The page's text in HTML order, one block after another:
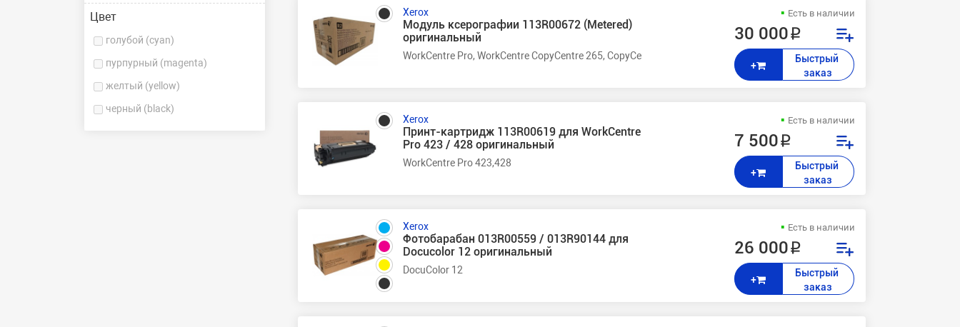
Цвет
голубой (cyan)
пурпурный (magenta)
желтый (yellow)
черный (black)
Xerox
Модуль ксерографии 113R00672 (Metered)
оригинальный
WorkCentre Pro, WorkCentre CopyCentre 265, CopyCentre 275, CopyCentre C165, CopyCentre C175, WorkCentre 265,
Есть в наличии
30 000 ₽
+
Быстрый
заказ
Xerox
Принт-картридж 113R00619 для WorkCentre
Pro 423 / 428 оригинальный
WorkCentre Pro 423,428
Есть в наличии
7 500 ₽
+
Быстрый
заказ
Xerox
Фотобарабан 013R00559 / 013R90144 для
Docucolor 12 оригинальный
DocuColor 12
Есть в наличии
26 000 ₽
+
Быстрый
заказ